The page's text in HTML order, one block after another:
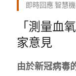
即時回應 智慧
「測量血
家意見
由於新冠病毒